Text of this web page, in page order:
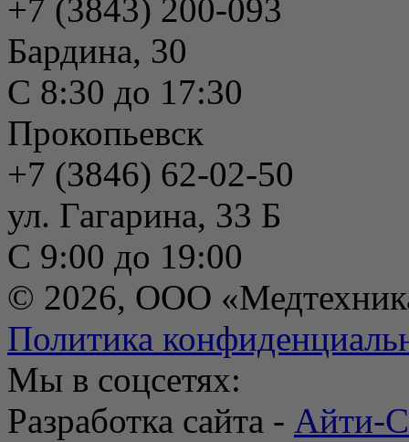
+7 (3843) 200-093
Бардина, 30
С 8:30 до 17:30
Прокопьевск
+7 (3846) 62-02-50
ул. Гагарина, 33 Б
С 9:00 до 19:00
© 2026, ООО
Политика
Мы в соцсетях:
Разработка сайта - Айти-